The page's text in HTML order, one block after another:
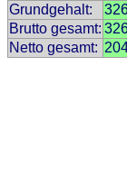
Grundgehalt:
Brutto gesamt:
Netto gesamt: